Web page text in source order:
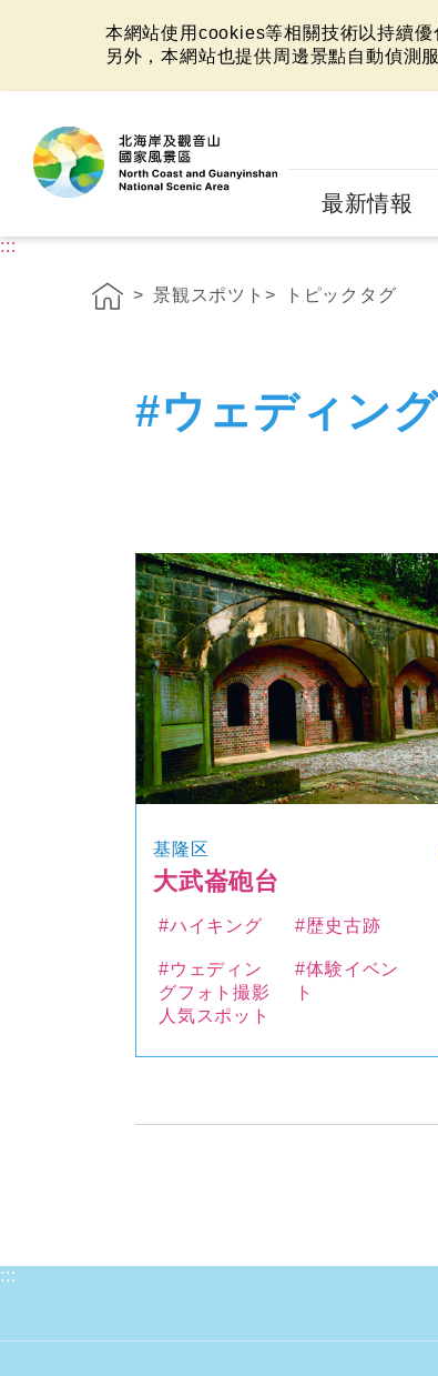
本網站使用cookies等相關技術以持續
另外，本網站也提供周邊景點自動偵測
最新情報
:::
景観スポツト トピックタグ
#ウェディン
基隆区
大武崙砲台
#ハイキング #歴史古跡
#ウェディン
グフォト撮影
人気スポット
#体験イベン
ト
:::